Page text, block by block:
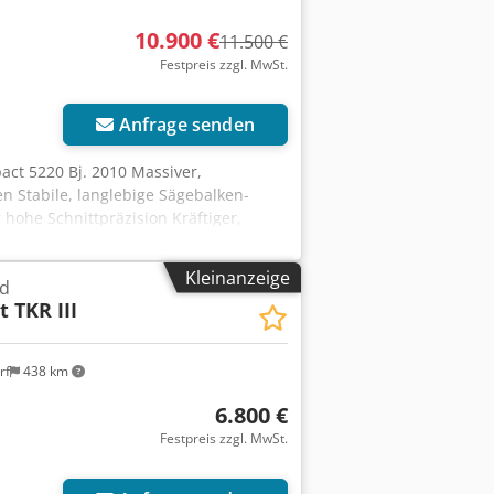
10.900 €11.500 €
Festpreis zzgl. MwSt.
Anfrage senden
5220 Bj. 2010 Massiver,
Stabile, langlebige Sägebalken-
Schnittpräzision Kräftiger,
ausweichender Alu-Lattenrost
Re Alyek kugelgelagerte
Rastern integrierte
der Sägeblattgeräusche
60 mm Sägemotorleistung 3,9
*1 Emissionsschalldruckpegel am
ø 100 mm Anschlusswert 4,8
2200 mm , Hhorizontal: 2100 mm
- Freistandstütze kompl.
Kleinanzeige
438 km
TKR III
6.800 €
Festpreis zzgl. MwSt.